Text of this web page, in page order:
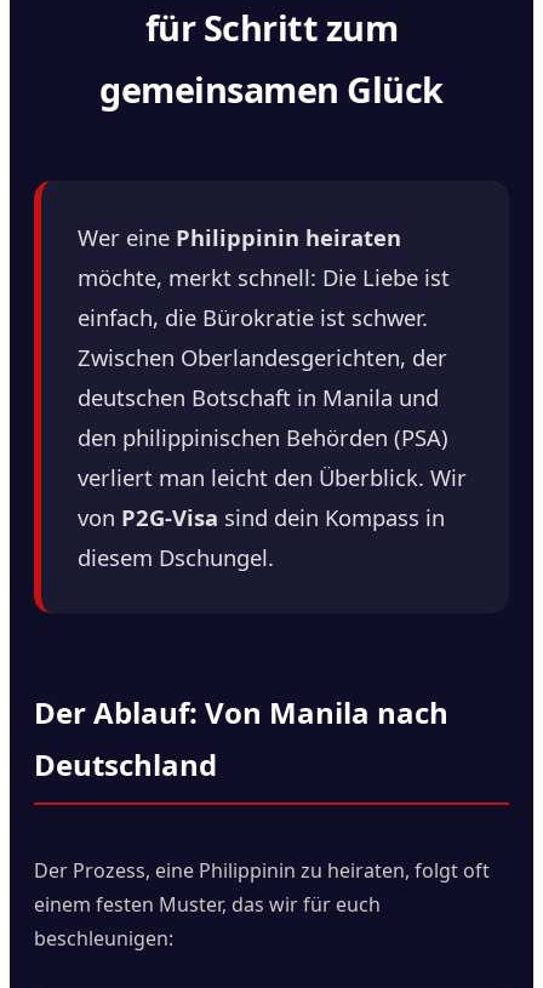
für Schritt zum
gemeinsamen Glück
Wer eine Philippinin heiraten
möchte, merkt schnell: Die Liebe ist
einfach, die Bürokratie ist schwer.
Zwischen Oberlandesgerichten, der
deutschen Botschaft in Manila und
den philippinischen Behörden (PSA)
verliert man leicht den Überblick. Wir
von P2G-Visa sind dein Kompass in
diesem Dschungel.
Der Ablauf: Von Manila nach
Deutschland
Der Prozess, eine Philippinin zu heiraten, folgt oft
einem festen Muster, das wir für euch
beschleunigen: